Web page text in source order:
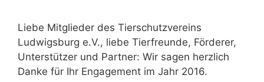
Liebe Mitglieder des Tierschutzvereins
Ludwigsburg e.V., liebe Tierfreunde, Förderer,
Unterstützer und Partner: Wir sagen herzlich
Danke für Ihr Engagement im Jahr 2016.